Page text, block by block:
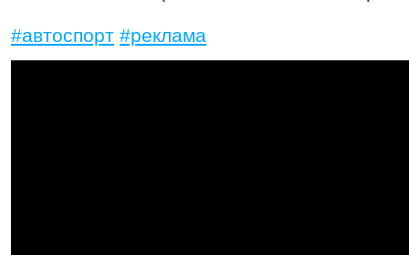
#автоспорт #реклама